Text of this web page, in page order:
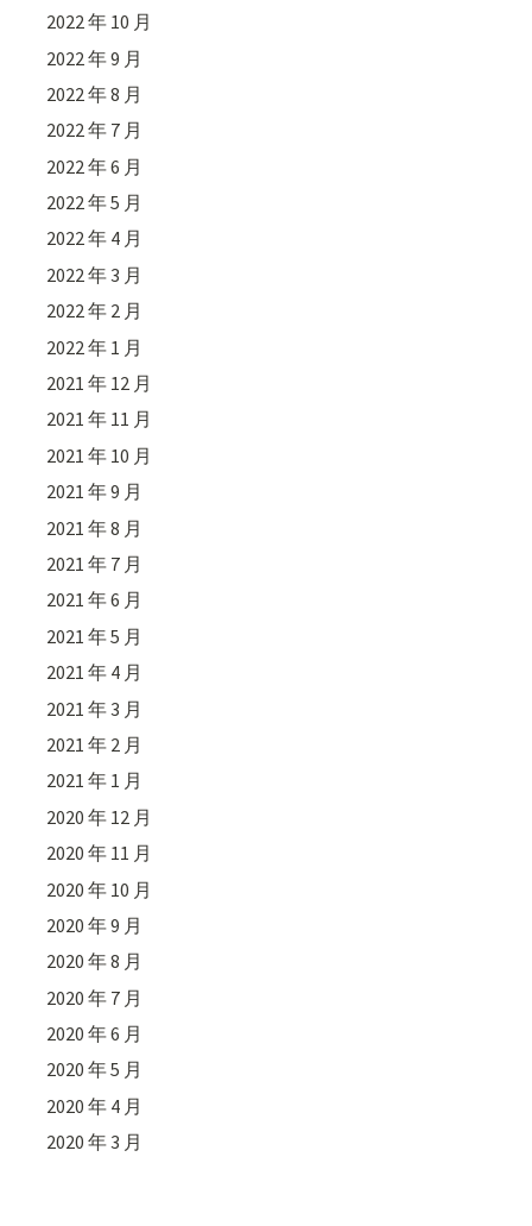
2022 年 10 月
2022 年 9 月
2022 年 8 月
2022 年 7 月
2022 年 6 月
2022 年 5 月
2022 年 4 月
2022 年 3 月
2022 年 2 月
2022 年 1 月
2021 年 12 月
2021 年 11 月
2021 年 10 月
2021 年 9 月
2021 年 8 月
2021 年 7 月
2021 年 6 月
2021 年 5 月
2021 年 4 月
2021 年 3 月
2021 年 2 月
2021 年 1 月
2020 年 12 月
2020 年 11 月
2020 年 10 月
2020 年 9 月
2020 年 8 月
2020 年 7 月
2020 年 6 月
2020 年 5 月
2020 年 4 月
2020 年 3 月